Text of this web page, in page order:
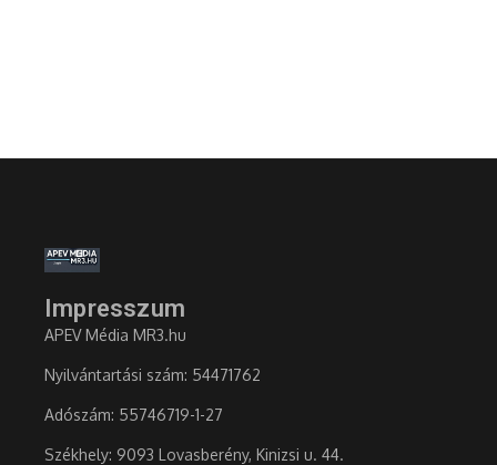
Impresszum
APEV Média MR3.hu
Nyilvántartási szám: 54471762
Adószám: 55746719-1-27
Székhely: 9093 Lovasberény, Kinizsi u. 44.